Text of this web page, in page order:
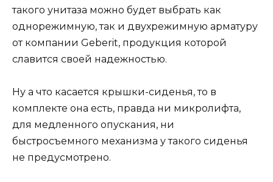
такого унитаза можно будет выбрать как
однорежимную, так и двухрежимную арматуру
от компании Geberit, продукция которой
славится своей надежностью.
Ну а что касается крышки-сиденья, то в
комплекте она есть, правда ни микролифта,
для медленного опускания, ни
быстросъемного механизма у такого сиденья
не предусмотрено.